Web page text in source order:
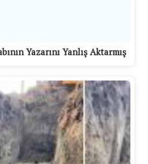
Yazarını Yanlış Aktarmış